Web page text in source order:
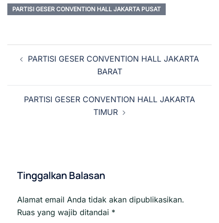
PARTISI GESER CONVENTION HALL JAKARTA PUSAT
Tulisan
PARTISI GESER CONVENTION HALL JAKARTA
BARAT
PARTISI GESER CONVENTION HALL JAKARTA
TIMUR
Tinggalkan Balasan
Alamat email Anda tidak akan dipublikasikan.
Ruas yang wajib ditandai *